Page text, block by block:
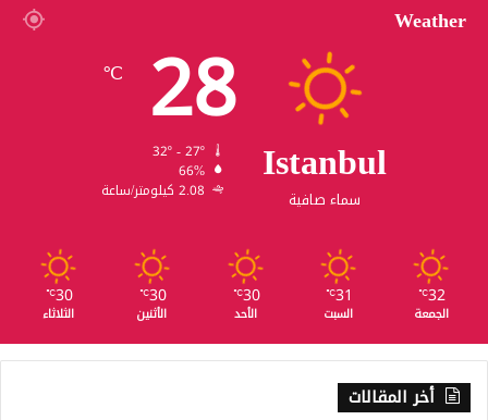
Weather
Istanbul
سماء صافية
28
℃
66%
2.08 كيلومتر/ساعة
32
℃
الجمعة
31
℃
السبت
30
℃
الأحد
30
℃
الأثنين
30
℃
الثلاثاء
أخر المقالات